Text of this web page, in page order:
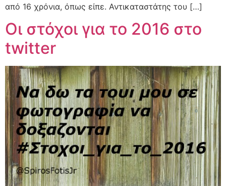
από 16 χρόνια, όπως είπε. Αντικαταστάτης του […]
Οι στόχοι για το 2016 στο
twitter